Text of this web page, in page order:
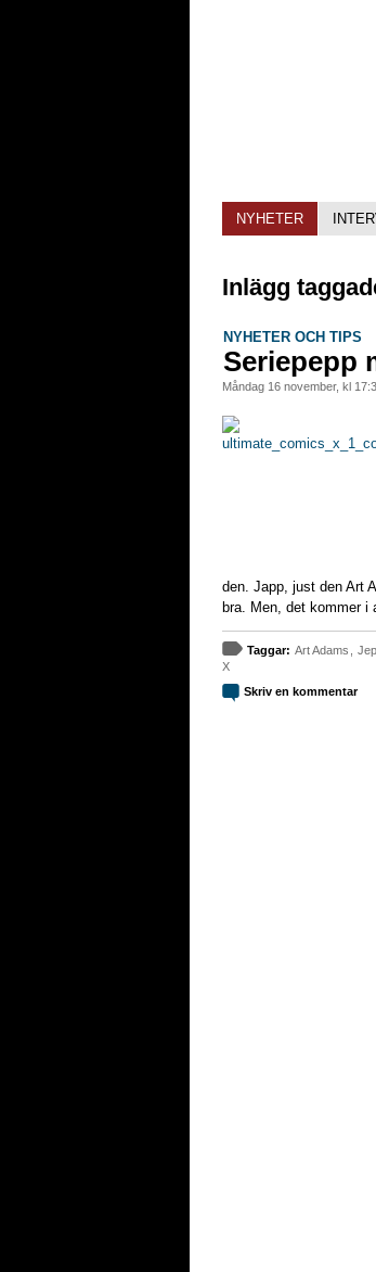
NYHETER
Inlägg
NYHETER OCH TIPS
Seriepepp
måndag 16 november, kl
den. Japp, just den Art
bra. Men, det kommer i
Taggar: Art Adams
X
Skriv en kommentar